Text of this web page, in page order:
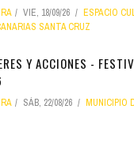
VIE, 18/09/26
ESPACIO
SANTA CRUZ
Y ACCIONES -
SÁB, 22/08/26 MUNICIPIO